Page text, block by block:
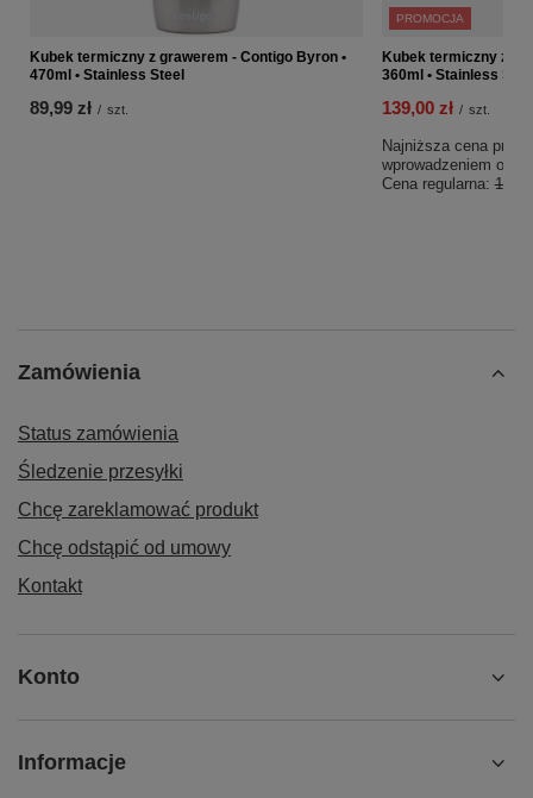
Kubek termiczny z grawerem - Contigo Byron •
470ml • Stainless Steel
89,99 zł / szt.
PROMOCJA
Kubek termiczny z
360ml • Stainless
139,00 zł / szt.
Najniższa cena
wprowadzeniem
Cena regularna:
Zamówienia
Status zamówienia
Śledzenie przesyłki
Chcę zareklamować produkt
Chcę odstąpić od umowy
Kontakt
Konto
Informacje